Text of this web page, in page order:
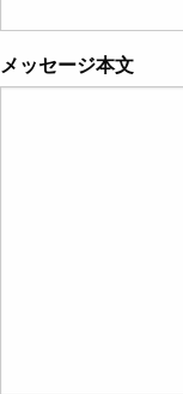
メッセージ本文